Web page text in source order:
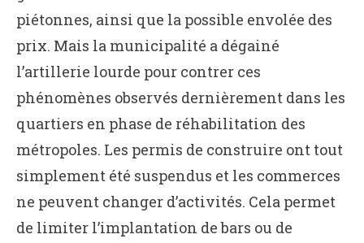
piétonnes, ainsi que la possible envolée des
prix. Mais la municipalité a dégainé
l’artillerie lourde pour contrer ces
phénomènes observés dernièrement dans les
quartiers en phase de réhabilitation des
métropoles. Les permis de construire ont tout
simplement été suspendus et les commerces
ne peuvent changer d’activités. Cela permet
de limiter l’implantation de bars ou de